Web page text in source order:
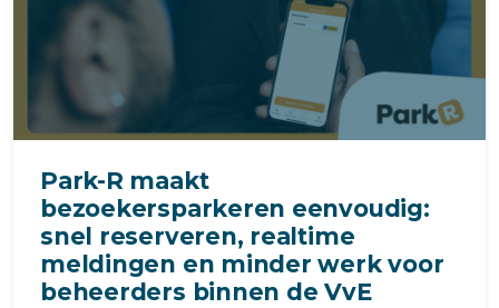
Park-R maakt
bezoekersparkeren eenvoudig:
snel reserveren, realtime
meldingen en minder werk voor
beheerders binnen de VvE